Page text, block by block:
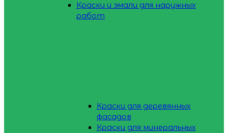
Краски и эмали для наружных
работ
Краски для деревянных
фасадов
Краски для минеральных